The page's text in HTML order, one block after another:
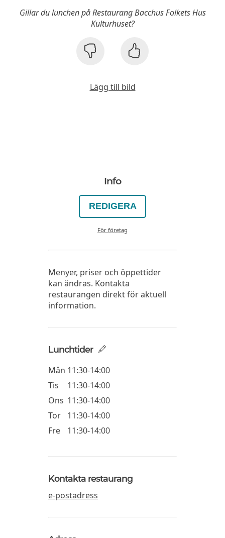
Gillar du lunchen på Restaurang Bacchus Folkets Hus
Kulturhuset?
Lägg till bild
Info
REDIGERA
För företag
Menyer, priser och öppettider
kan ändras. Kontakta
restaurangen direkt för aktuell
information.
Lunchtider
Mån 11:30-14:00
Tis
11:30-14:00
Ons 11:30-14:00
Tor
11:30-14:00
Fre
11:30-14:00
Kontakta restaurang
e-postadress